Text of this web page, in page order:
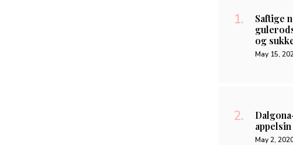
Saftige
og
May 15,
appelsin
May 2,